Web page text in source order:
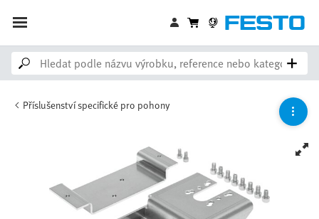
Příslušenství specifické pro pohony